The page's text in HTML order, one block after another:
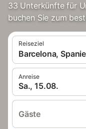
33 Unterkünfte für
buchen Sie zum
Reiseziel
Barcelona,
Anreise
Sa., 15.08.
Gäste